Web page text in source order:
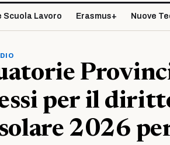
Scuola Lavoro Erasmus+ Nuove
per il
2026